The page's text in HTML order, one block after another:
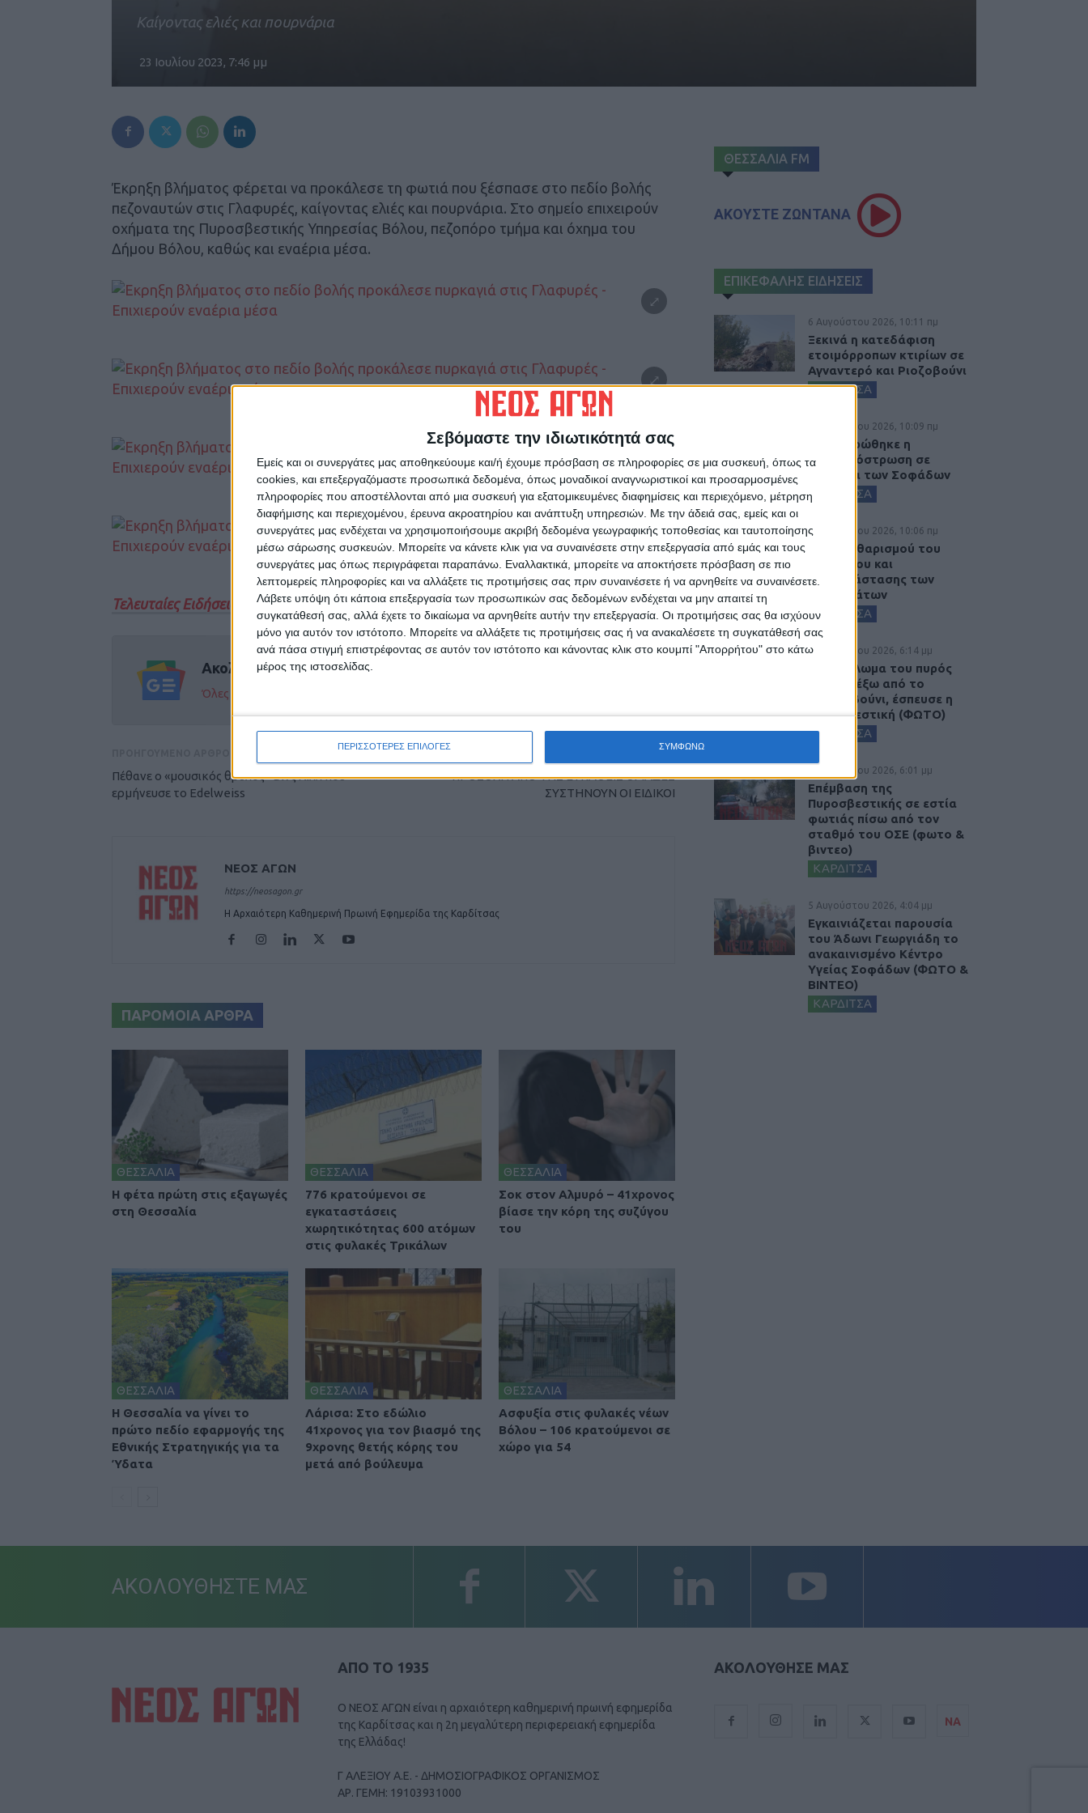
Σεβόμαστε την ιδιωτικότητά σας
Εμείς και οι συνεργάτες μας αποθηκεύουμε και/ή έχουμε πρόσβαση σε πληροφορίες σε μια συσκευή, όπως τα
cookies, και επεξεργαζόμαστε προσωπικά δεδομένα, όπως μοναδικοί αναγνωριστικοί και προσαρμοσμένες
πληροφορίες που αποστέλλονται από μια συσκευή για εξατομικευμένες διαφημίσεις και περιεχόμενο, μέτρηση
διαφήμισης και περιεχομένου, έρευνα ακροατηρίου και ανάπτυξη υπηρεσιών. Με την άδειά σας, εμείς και οι
συνεργάτες μας ενδέχεται να χρησιμοποιήσουμε ακριβή δεδομένα γεωγραφικής τοποθεσίας και ταυτοποίησης
μέσω σάρωσης συσκευών. Μπορείτε να κάνετε κλικ για να συναινέσετε στην επεξεργασία από εμάς και τους
συνεργάτες μας όπως περιγράφεται παραπάνω. Εναλλακτικά, μπορείτε να αποκτήσετε πρόσβαση σε πιο
λεπτομερείς πληροφορίες και να αλλάξετε τις προτιμήσεις σας πριν συναινέσετε ή να αρνηθείτε να συναινέσετε.
Λάβετε υπόψη ότι κάποια επεξεργασία των προσωπικών σας δεδομένων ενδέχεται να μην απαιτεί τη
συγκατάθεσή σας, αλλά έχετε το δικαίωμα να αρνηθείτε αυτήν την επεξεργασία. Οι προτιμήσεις σας θα ισχύουν
μόνο για αυτόν τον ιστότοπο. Μπορείτε να αλλάξετε τις προτιμήσεις σας ή να ανακαλέσετε τη συγκατάθεσή σας
ανά πάσα στιγμή επιστρέφοντας σε αυτόν τον ιστότοπο και κάνοντας κλικ στο κουμπί "Απορρήτου" στο κάτω
μέρος της ιστοσελίδας.
ΠΕΡΙΣΣΟΤΕΡΕΣ ΕΠΙΛΟΓΕΣ ΣΥΜΦΩΝΩ
Καίγοντας ελιές και πουρνάρια
23 Ιουλίου 2023, 7:46 μμ
Έκρηξη βλήματος φέρεται να προκάλεσε τη φωτιά που ξέσπασε στο πεδίο βολής
πεζοναυτών στις Γλαφυρές, καίγοντας ελιές και πουρνάρια. Στο σημείο επιχειρούν
οχήματα της Πυροσβεστικής Υπηρεσίας Βόλου, πεζοπόρο τμήμα και όχημα του
Δήμου Βόλου, καθώς και εναέρια μέσα.
Τελευταίες Ειδήσεις Σήμερα
Ακολούθησε την εφημερίδα ΝΕΟΣ ΑΓΩΝ στο Google News!
Όλες οι εξελίξεις στην περιοχή της Καρδίτσας και ευρύτερα της Θεσσαλίας
Πέθανε ο «μουσικός θρύλος» Βινς Χιλλ που
ερμήνευσε το Edelweiss
ΕΠΟΜΕΝΟ ΑΡΘΡΟ
ΠΡΟΣΟΧΗ ΑΠΟ ΤΗΣ ΕΥΠΑΘΕΙΣ ΟΜΑΔΕΣ
ΣΥΣΤΗΝΟΥΝ ΟΙ ΕΙΔΙΚΟΙ
ΝΕΟΣ ΑΓΩΝ
https://neosagon.gr
Η Αρχαιότερη Καθημερινή Πρωινή Εφημερίδα της Καρδίτσας
ΠΑΡΟΜΟΙΑ ΑΡΘΡΑ
ΘΕΣΣΑΛΙΑ
Η φέτα πρώτη στις εξαγωγές
στη Θεσσαλία
ΘΕΣΣΑΛΙΑ
776 κρατούμενοι σε
εγκαταστάσεις
χωρητικότητας 600 ατόμων
στις φυλακές Τρικάλων
ΘΕΣΣΑΛΙΑ
Σοκ στον Αλμυρό – 41χρονος
βίασε την κόρη της συζύγου
του
ΘΕΣΣΑΛΙΑ
Η Θεσσαλία να γίνει το
πρώτο πεδίο εφαρμογής της
Εθνικής Στρατηγικής για τα
Ύδατα
ΘΕΣΣΑΛΙΑ
Λάρισα: Στο εδώλιο
41χρονος για τον βιασμό της
9χρονης θετής κόρης του
μετά από βούλευμα
ΘΕΣΣΑΛΙΑ
Ασφυξία στις φυλακές νέων
Βόλου – 106 κρατούμενοι σε
χώρο για 54
ΘΕΣΣΑΛΙΑ FM
ΑΚΟΥΣΤΕ ΖΩΝΤΑΝΑ
ΕΠΙΚΕΦΑΛΗΣ ΕΙΔΗΣΕΙΣ
6 Αυγούστου 2026, 10:11 πμ
Ξεκινά η κατεδάφιση
ετοιμόρροπων κτιρίων σε
Αγναντερό και Ριοζοβούνι
ΚΑΡΔΙΤΣΑ
6 Αυγούστου 2026, 10:09 πμ
Ολοκληρώθηκε η
ασφαλτόστρωση σε
τμήματα των Σοφάδων
ΚΑΡΔΙΤΣΑ
6 Αυγούστου 2026, 10:06 πμ
Έργο καθαρισμού του
Ρογόζινου και
αποκατάστασης των
αναχωμάτων
ΚΑΡΔΙΤΣΑ
5 Αυγούστου 2026, 6:14 μμ
Παρανάλωμα του πυρός
έγινε ΙΧ έξω από το
Μορφοβούνι, έσπευσε η
Πυροσβεστική (ΦΩΤΟ)
ΚΑΡΔΙΤΣΑ
5 Αυγούστου 2026, 6:01 μμ
Επέμβαση της
Πυροσβεστικής σε εστία
φωτιάς πίσω από τον
σταθμό του ΟΣΕ (φωτο &
βιντεο)
ΚΑΡΔΙΤΣΑ
5 Αυγούστου 2026, 4:04 μμ
Εγκαινιάζεται παρουσία
του Άδωνι Γεωργιάδη το
ανακαινισμένο Κέντρο
Υγείας Σοφάδων (ΦΩΤΟ &
ΒΙΝΤΕΟ)
ΚΑΡΔΙΤΣΑ
ΑΚΟΛΟΥΘΗΣΤΕ ΜΑΣ
ΑΠΟ ΤΟ 1935
Ο ΝΕΟΣ ΑΓΩΝ είναι η αρχαιότερη καθημερινή πρωινή εφημερίδα
της Καρδίτσας και η 2η μεγαλύτερη περιφερειακή εφημερίδα
της Ελλάδας!
Γ ΑΛΕΞΙΟΥ Α.Ε. - ΔΗΜΟΣΙΟΓΡΑΦΙΚΟΣ ΟΡΓΑΝΙΣΜΟΣ
ΑΡ. ΓΕΜΗ: 19103931000
ΑΚΟΛΟΥΘΗΣΕ ΜΑΣ
ΝΑ